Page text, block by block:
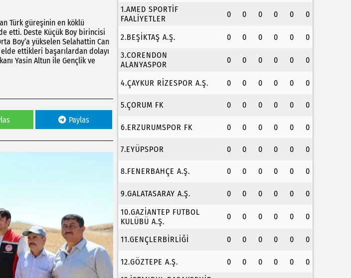
Türk güreşinin en köklü
etti. Deste Küçük Boy birincisi
Boy’a yükselen Selahattin Can
ettikleri başarılardan dolayı
Yasin Altun ile Gençlik ve
Paylas
1.AMED SPORTİF
FAALİYETLER
0 0 0 0 0 0
2.BEŞİKTAŞ A.Ş. 0 0 0 0 0
0
3.CORENDON
ALANYASPOR
0 0 0 0 0 0
4.ÇAYKUR RİZESPOR A.Ş. 0 0 0 0 0 0
5.ÇORUM FK 0 0 0 0 0 0
6.ERZURUMSPOR FK 0 0 0 0 0 0
7.EYÜPSPOR 0 0 0 0 0 0
8.FENERBAHÇE A.Ş. 0 0 0 0 0 0
9.GALATASARAY A.Ş. 0 0 0 0 0
0
10.GAZİANTEP FUTBOL
KULÜBÜ A.Ş.
0 0 0 0 0 0
11.GENÇLERBİRLİĞİ 0 0 0 0 0 0
12.GÖZTEPE A.Ş. 0 0 0 0 0
0